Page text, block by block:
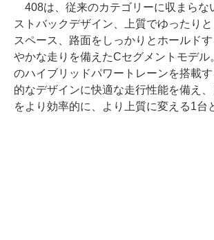
408は、従来のカテゴリーに収まらな
ストバックデザイン、上質でゆったり
スペース、路面をしっかりとホールド
やかな走りを備えたCセグメントモデル
のハイブリッドパワートレーンを搭載
的なデザインに快適な走行性能を備え
をより効率的に、より上質に変える1台